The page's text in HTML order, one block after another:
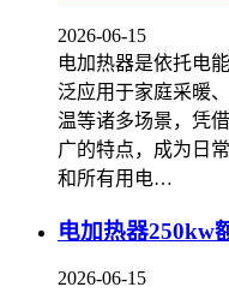
2026-06-15
电加热器是依托电
泛应用于家庭采暖
温等诸多场景，凭
广的特点，成为日
和所有用电…
电加热器250kw
2026-06-15